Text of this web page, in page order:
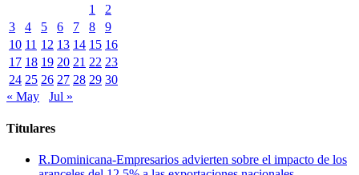
1
2
3
4 5 6 7 8
9
10 11 12 13 14 15 16
17 18 19 20 21 22 23
24 25 26 27 28 29 30
« May
Jul »
Titulares
R.Dominicana-Empresarios advierten sobre el impacto de los